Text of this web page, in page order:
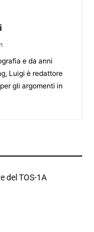
e da anni
Luigi è redattore
gli argomenti in
del TOS-1A